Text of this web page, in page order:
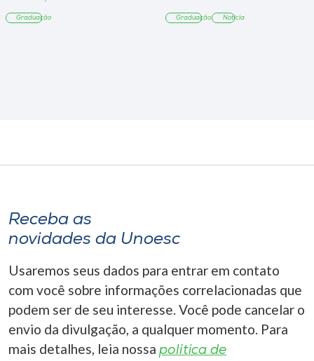
Graduação Graduação Notícia
Receba as
novidades da Unoesc
Usaremos seus dados para entrar em contato
com você sobre informações correlacionadas que
podem ser de seu interesse. Você pode cancelar o
envio da divulgação, a qualquer momento. Para
mais detalhes, leia nossa política de